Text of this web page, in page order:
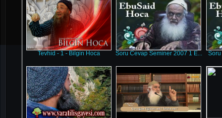
Tevhid - 1 - Bilgin Hoca Soru Cevap Seminer 2007 1 E... Soru